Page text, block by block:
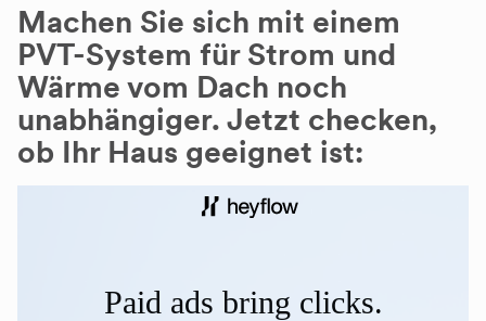
Machen Sie sich mit einem
PVT-System für Strom und
Wärme vom Dach noch
unabhängiger. Jetzt checken,
ob Ihr Haus geeignet ist: